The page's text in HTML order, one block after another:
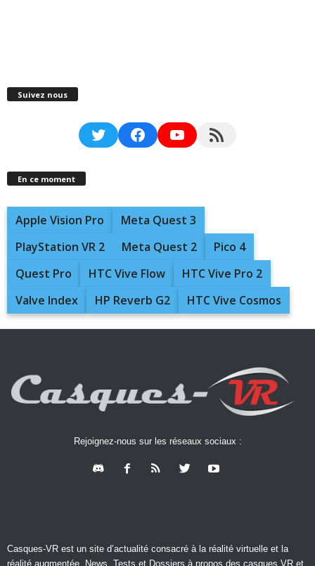
Suivez nous
TwitterFacebookYouTubeRSS Feed
En ce moment
Apple Vision Pro
Meta Quest 3
PlayStation VR 2
Meta Quest 2
Pico 4
Quest Pro
HTC Vive Flow
HTC Vive Pro 2
Valve Index
HP Reverb G2 HTC Vive Cosmos
Rejoignez-nous sur les réseaux sociaux :
Casques-VR est un site d’actualité consacré à la réalité virtuelle et la
réalité augmentée. News, Tests et Dossiers à propos des casques VR et